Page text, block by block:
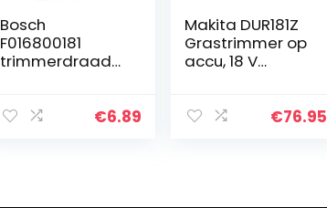
Bosch
F016800181
trimmerdraad
combitrimm€6.89
Makita DUR181Z
Grastrimmer op
accu, 18 V
oplader en
€76.95